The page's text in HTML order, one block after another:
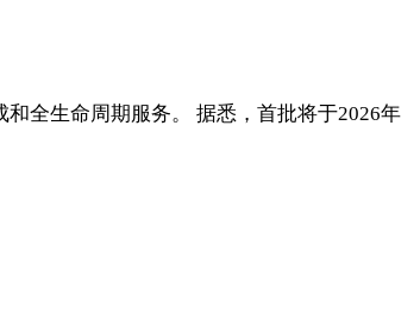
全生命周期服务。 据悉，首批将于2026年